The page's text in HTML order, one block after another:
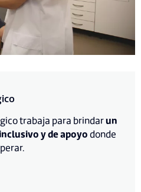
trabaja para brindarun
y de apoyodonde